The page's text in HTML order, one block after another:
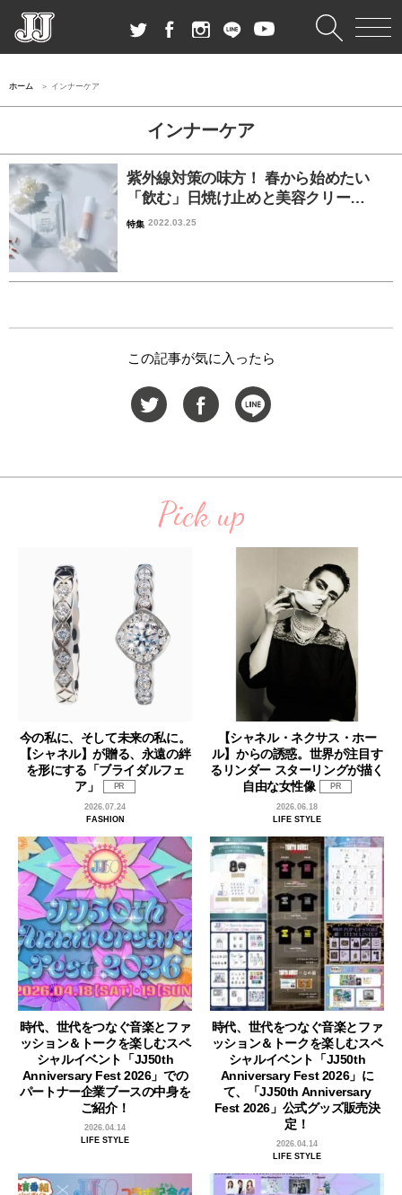
ホーム インナーケア
インナーケア
紫外線対策の味方！ 春から始めたい
「飲む」日焼け止めと美容クリー…
特集 2022.03.25
この記事が気に入ったら
Pick up
今の私に、そして未来の私に。
【シャネル】が贈る、永遠の絆
を形にする「ブライダルフェ
ア」
PR
2026.07.24
FASHION
【シャネル・ネクサス・ホー
ル】からの誘惑。世界が注目す
るリンダー スターリングが描く
自由な女性像
PR
2026.06.18
LIFE STYLE
時代、世代をつなぐ音楽とファ
ッション＆トークを楽しむスペ
シャルイベント「JJ50th
Anniversary Fest 2026」での
パートナー企業ブースの中身を
ご紹介！
2026.04.14
LIFE STYLE
時代、世代をつなぐ音楽とファ
ッション＆トークを楽しむスペ
シャルイベント「JJ50th
Anniversary Fest 2026」に
て、「JJ50th Anniversary
Fest 2026」公式グッズ販売決
定！
2026.04.14
LIFE STYLE